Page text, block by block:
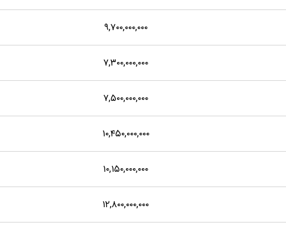
۹,۷۰۰,۰۰۰,۰۰۰
۷,۳۰۰,۰۰۰,۰۰۰
۷,۵۰۰,۰۰۰,۰۰۰
۱۰,۴۵۰,۰۰۰,۰۰۰
۱۰,۱۵۰,۰۰۰,۰۰۰
۱۲,۸۰۰,۰۰۰,۰۰۰